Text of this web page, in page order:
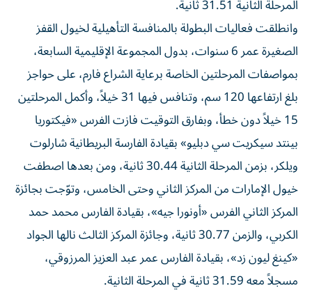
المرحلة الثانية 31.51 ثانية.
وانطلقت فعاليات البطولة بالمنافسة التأهيلية لخيول القفز
الصغيرة عمر 6 سنوات، بدول المجموعة الإقليمية السابعة،
بمواصفات المرحلتين الخاصة برعاية الشراع فارم، على حواجز
بلغ ارتفاعها 120 سم، وتنافس فيها 31 خيلاً، وأكمل المرحلتين
15 خيلاً دون خطأ، وبفارق التوقيت فازت الفرس «فيكتوريا
بينتد سيكريت سي دبليو» بقيادة الفارسة البريطانية شارلوت
ويلكر، بزمن المرحلة الثانية 30.44 ثانية، ومن بعدها اصطفت
خيول الإمارات من المركز الثاني وحتى الخامس، وتوّجت بجائزة
المركز الثاني الفرس «أونورا جيه»، بقيادة الفارس محمد حمد
الكربي، والزمن 30.77 ثانية، وجائزة المركز الثالث نالها الجواد
«كينغ ليون زد»، بقيادة الفارس عمر عبد العزيز المرزوقي،
مسجلاً معه 31.59 ثانية في المرحلة الثانية.